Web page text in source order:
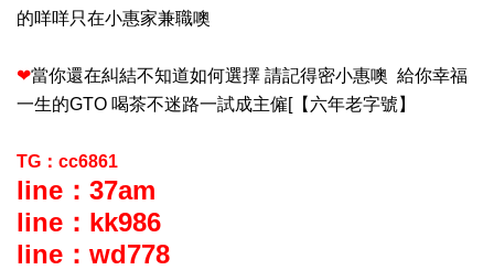
的咩咩只在小惠家兼職噢
❤當你還在糾結不知道如何選擇 請記得密小惠噢 給你幸福
一生的GTO 喝茶不迷路一試成主僱[【六年老字號】
TG：cc6861
line：37am
line：kk986
line：wd778